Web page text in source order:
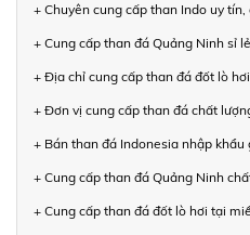
+ Chuyên cung cấp than Indo uy
+ Cung cấp than đá Quảng Ninh sỉ
+ Địa chỉ cung cấp than đá đốt lò
+ Đơn vị cung cấp than đá chất
+ Bán than đá Indonesia nhập
+ Cung cấp than đá Quảng Ninh
+ Cung cấp than đá đốt lò hơi tại